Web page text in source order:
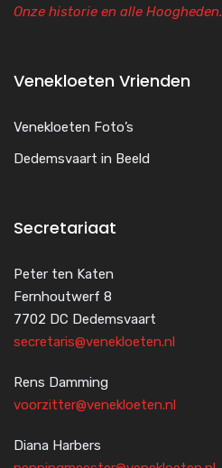
Onze historie en alle Hoogheden.
Venekloeten Vrienden
Venekloeten Foto’s
Dedemsvaart in Beeld
Secretariaat
Peter ten Katen
Fernhoutwerf 8
7702 DC Dedemsvaart
secretaris@venekloeten.nl
Rens Damming
voorzitter@venekloeten.nl
Diana Harbers